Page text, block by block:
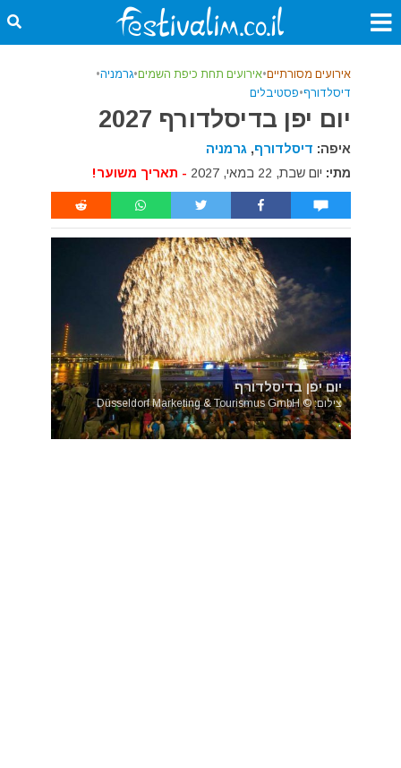
אירועים מסורתיים•אירועים תחת כיפת השמים•גרמניה•
דיסלדורף•פסטיבלים
יום יפן בדיסלדורף 2027
איפה: דיסלדורף, גרמניה
מתי: יום שבת, 22 במאי, 2027 - תאריך משוער!
יום יפן בדיסלדורף
צילום: © Düsseldorf Marketing & Tourismus GmbH